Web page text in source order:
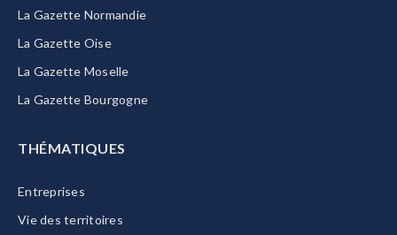
La Gazette Normandie
La Gazette Oise
La Gazette Moselle
La Gazette Bourgogne
THÉMATIQUES
Entreprises
Vie des territoires